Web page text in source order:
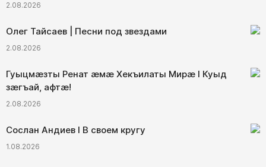
2.08.2026
Олег Тайсаев | Песни под звездами
2.08.2026
Гуыцмӕзты Ренат ӕмӕ Хекъилаты Мирӕ I Куыд
зӕгъай, афтӕ!
2.08.2026
Сослан Андиев I В своем кругу
1.08.2026